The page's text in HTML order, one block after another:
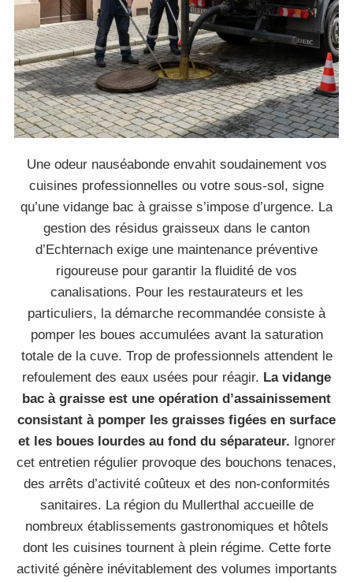
Une odeur nauséabonde envahit soudainement vos
cuisines professionnelles ou votre sous-sol, signe
qu’une vidange bac à graisse s’impose d’urgence. La
gestion des résidus graisseux dans le canton
d’Echternach exige une maintenance préventive
rigoureuse pour garantir la fluidité de vos
canalisations. Pour les restaurateurs et les
particuliers, la démarche recommandée consiste à
pomper les boues accumulées avant la saturation
totale de la cuve. Trop de professionnels attendent le
refoulement des eaux usées pour réagir. La vidange
bac à graisse est une opération d’assainissement
consistant à pomper les graisses figées en surface
et les boues lourdes au fond du séparateur. Ignorer
cet entretien régulier provoque des bouchons tenaces,
des arrêts d’activité coûteux et des non-conformités
sanitaires. La région du Mullerthal accueille de
nombreux établissements gastronomiques et hôtels
dont les cuisines tournent à plein régime. Cette forte
activité génère inévitablement des volumes importants